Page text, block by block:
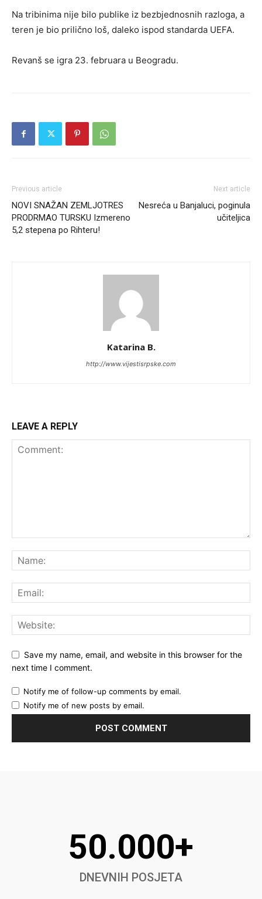
Na tribinima nije bilo publike iz bezbjednosnih razloga, a
teren je bio prilično loš, daleko ispod standarda UEFA.
Revanš se igra 23. februara u Beogradu.
Previous article
NOVI SNAŽAN ZEMLJOTRES
PRODRMAO TURSKU Izmereno
5,2 stepena po Rihteru!
Next article
Nesreća u Banjaluci, poginula
učiteljica
Katarina B.
http://www.vijestisrpske.com
LEAVE A REPLY
Save my name, email, and website in this browser for the
next time I comment.
Notify me of follow-up comments by email.
Notify me of new posts by email.
50.000+
DNEVNIH POSJETA